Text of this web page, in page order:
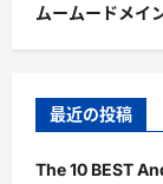
ムームードメイ
最近の投稿
The 10 BEST